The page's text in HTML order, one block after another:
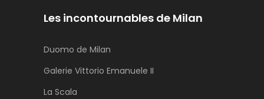
Les incontournables de Milan
Duomo de Milan
Galerie Vittorio Emanuele II
La Scala